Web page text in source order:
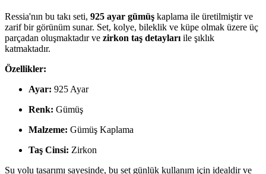
Ressia'nın bu takı seti, 925 ayar gümüş kaplama ile üretilmiştir ve
zarif bir görünüm sunar. Set, kolye, bileklik ve küpe olmak üzere üç
parçadan oluşmaktadır ve zirkon taş detayları ile şıklık
katmaktadır.
Özellikler:
Ayar: 925 Ayar
Renk: Gümüş
Malzeme: Gümüş Kaplama
Taş Cinsi: Zirkon
Su yolu tasarımı sayesinde, bu set günlük kullanım için idealdir ve